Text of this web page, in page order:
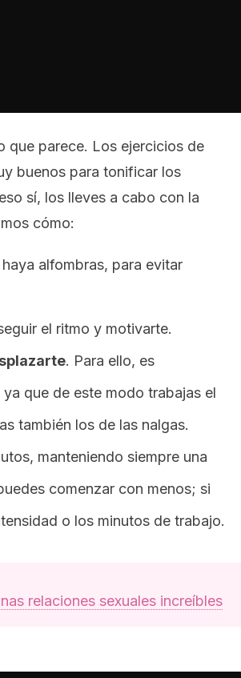
que parece. Los ejercicios de
buenos para tonificar los
sí, los lleves a cabo con la
cómo:
alfombras, para evitar
el ritmo y motivarte.
. Para ello, es
que de este modo trabajas el
también los de las nalgas.
manteniendo siempre una
comenzar con menos; si
o los minutos de trabajo.
relaciones sexuales increíbles